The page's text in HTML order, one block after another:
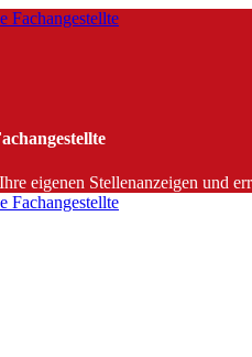
eigenen Stellenanzeigen und